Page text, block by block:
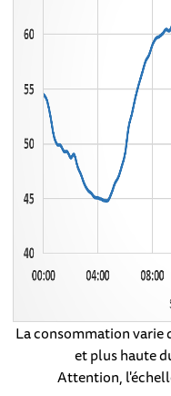
La consommation varie
et plus haute
Attention,